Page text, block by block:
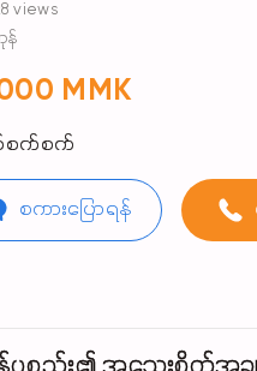
views
န်
MMK
က်စက်
စကားပြောရန်